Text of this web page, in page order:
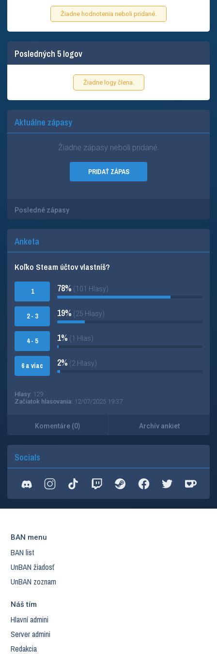
Žiadne hodnotenia neboli pridané.
Posledných 5 logov
Žiadne logy člena.
Aktuálne zápasy
Žiadne zápasy neboli pridané.
PRIDAŤ ZÁPAS
Posledné zápasy
Anketa
Koľko Steam účtov vlastníš?
1
2 - 3
4 - 5
6 a viac
78% (101 Hlasy)
19% (25 Hlasy)
1% (1 Hlas)
2% (2 Hlasy)
Hlasy: 129
Začiatok hlasovania: 12/07/2025 19:37
Komentáre (0) Archív ankiet
Socials
BAN menu
BAN list
UnBAN žiadosť
UnBAN zoznam
Náš tím
Hlavní admini
Server admini
Redakcia